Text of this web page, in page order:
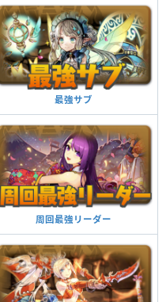
る
最強サブ
周回最強リーダー